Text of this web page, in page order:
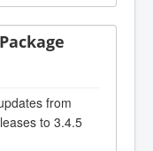
from
to 3.4.5